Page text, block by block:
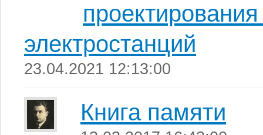
электростанций
23.04.2021 12:13:00
Книга памяти